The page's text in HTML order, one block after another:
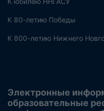
К 80-летию Победы
К 800-летию Нижнего
Электронные
образовательные